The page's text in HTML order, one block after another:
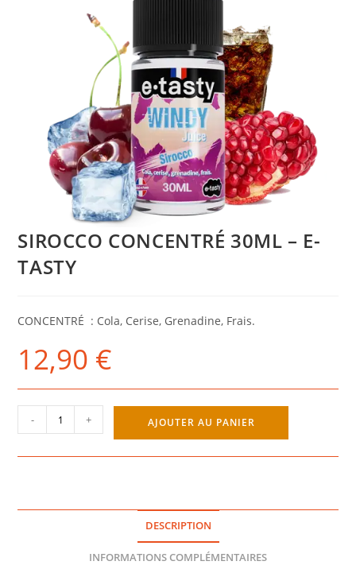
SIROCCO CONCENTRÉ 30ML – E-
TASTY
CONCENTRÉ : Cola, Cerise, Grenadine, Frais.
12,90 €
quantité
de
E-
- + AJOUTER AU PANIER
DESCRIPTION
INFORMATIONS COMPLÉMENTAIRES